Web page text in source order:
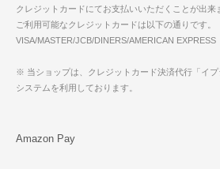
クレジットカードにてお支払いいただくことが出来
ご利用可能なクレジットカードは以下の通りです。
VISA/MASTER/JCB/DINERS/AMERICAN EXPRESS
※ 当ショップは、クレジットカード決済代行「イ
システムを利用しております。
Amazon Pay